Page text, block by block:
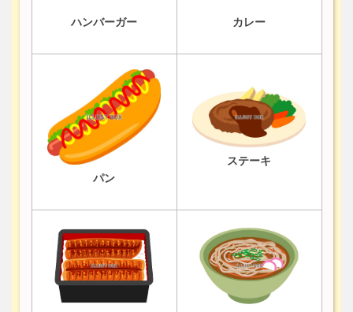
ハンバーガー カレー
パン
ステーキ